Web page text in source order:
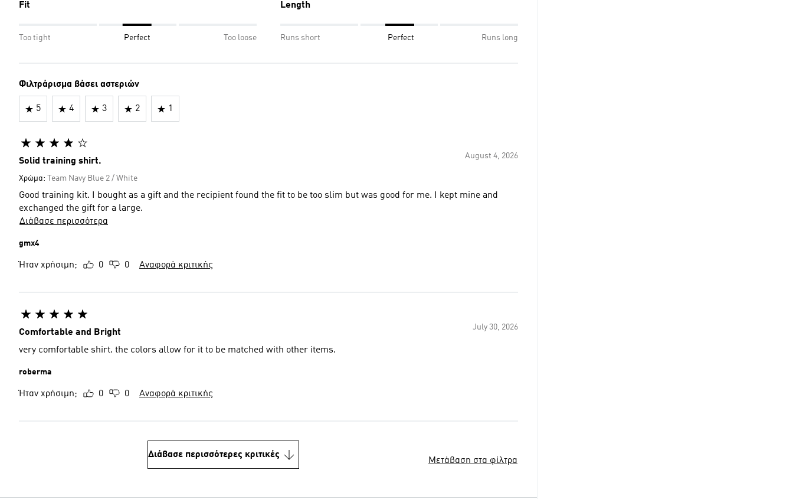
Fit
Too tight Perfect Too loose
Length
Runs short Perfect Runs long
Φιλτράρισμα βάσει αστεριών
5 4 3 2 1
August 4, 2026
Solid training shirt.
Χρώμα: Team Navy Blue 2 / White
Good training kit. I bought as a gift and the recipient found the fit to be too slim but was good for me. I kept mine and
exchanged the gift for a large.
Διάβασε περισσότερα
gmx4
Ήταν χρήσιμη; 0 0 Αναφορά κριτικής
July 30, 2026
Comfortable and Bright
very comfortable shirt. the colors allow for it to be matched with other items.
roberma
Ήταν χρήσιμη; 0 0 Αναφορά κριτικής
Διάβασε περισσότερες κριτικές
Μετάβαση στα φίλτρα